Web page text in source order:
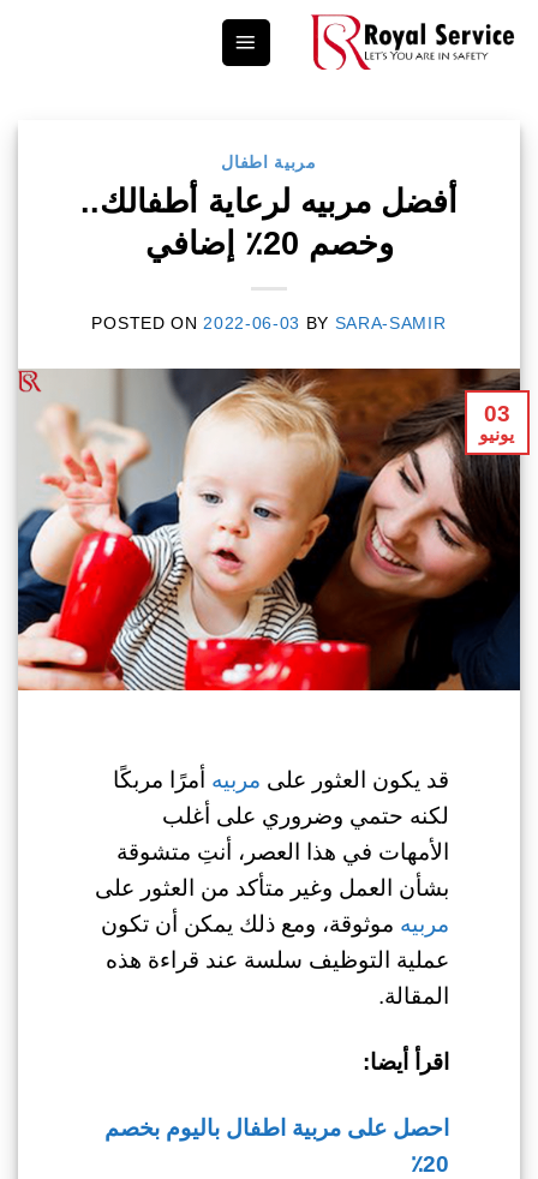
مربية اطفال
أفضل مربيه لرعاية أطفالك..
وخصم 20٪ إضافي
POSTED ON 2022-06-03 BY SARA-SAMIR
03
يونيو
قد يكون العثور على مربيه أمرًا مربكًا
لكنه حتمي وضروري على أغلب
الأمهات في هذا العصر، أنتِ متشوقة
بشأن العمل وغير متأكد من العثور على
مربيه موثوقة، ومع ذلك يمكن أن تكون
عملية التوظيف سلسة عند قراءة هذه
المقالة.
اقرأ أيضا:
احصل على مربية اطفال باليوم بخصم
20٪